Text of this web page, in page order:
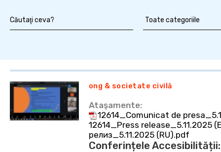
ong & societate civilă
Conferințele
Ataşamente:
12614_Comunicat de
12614_Press release_5.11.2025
релиз_5.11.2025 (RU).pdf